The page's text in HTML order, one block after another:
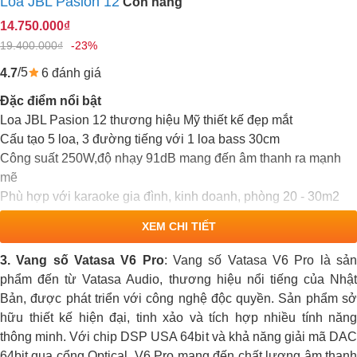
14.750.000₫
19.400.000₫ -23%
4.7/5 6 đánh giá
Đặc điểm nổi bật
Loa JBL Pasion 12 thương hiệu Mỹ thiết kế đẹp mắt
Cấu tạo 5 loa, 3 đường tiếng với 1 loa bass 30cm
Công suất 250W,độ nhạy 91dB mang đến âm thanh ra mạnh
mẽ
Phù hợp với karaoke gia đình, kinh doanh, phòng 20 - 30m2
XEM CHI TIẾT
3. Vang số Vatasa V6 Pro: Vang số Vatasa V6 Pro là sản
phẩm đến từ Vatasa Audio, thương hiệu nổi tiếng của Nhật
Bản, được phát triển với công nghệ độc quyền. Sản phẩm sở
hữu thiết kế hiện đại, tinh xảo và tích hợp nhiều tính năng
thông minh. Với chip DSP USA 64bit và khả năng giải mã DAC